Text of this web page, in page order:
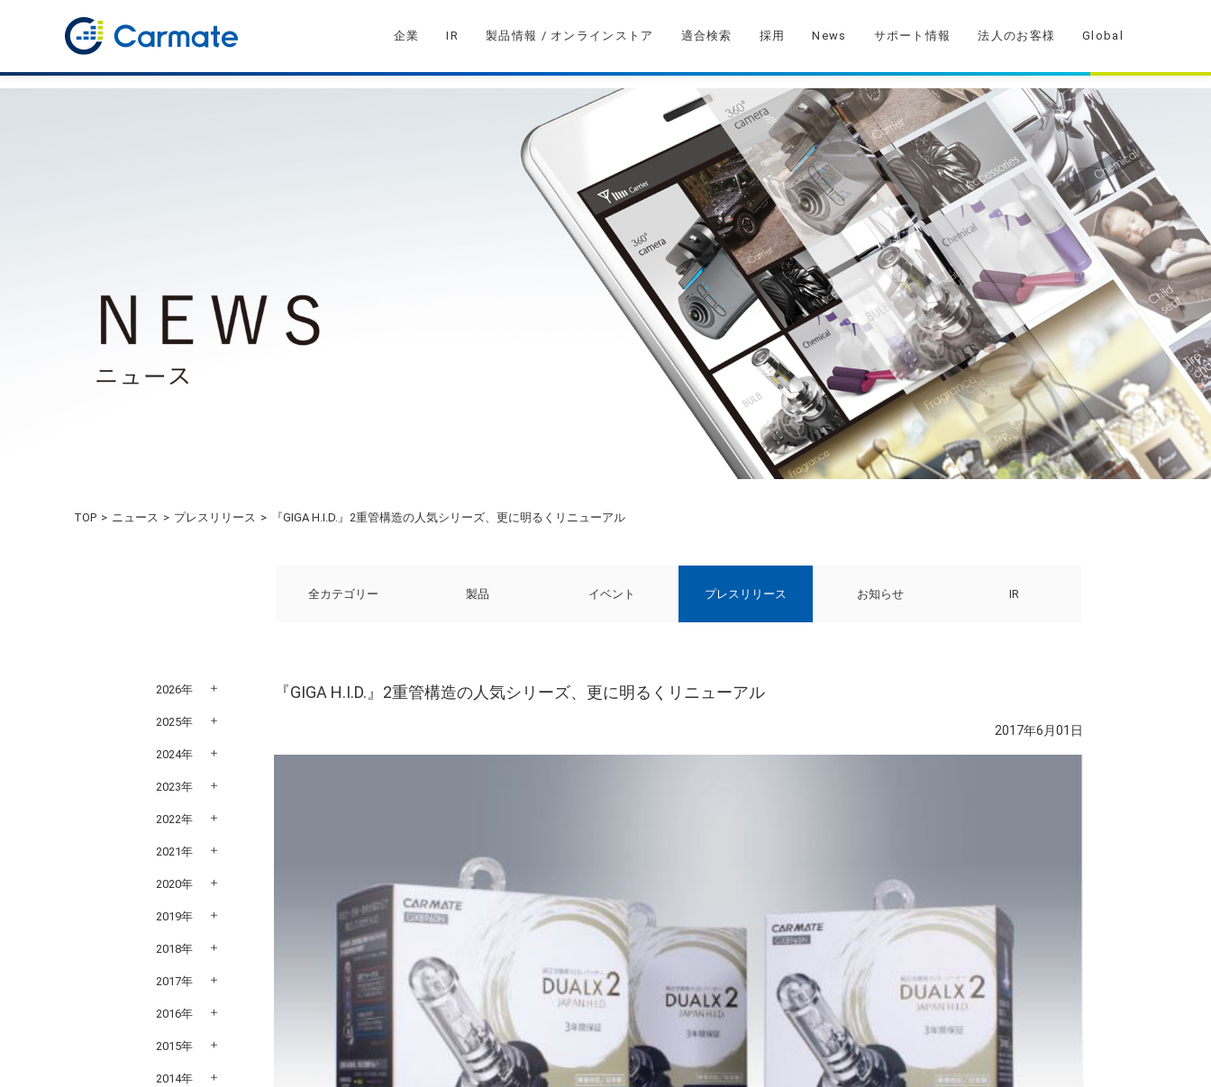
企業 IR 製品情報 / オンラインストア 適合検索 採用 News サポート情報 法人のお客様 Global
TOP ニュース プレスリリース 『GIGA H.I.D.』2重管構造の人気シリーズ、更に明るくリニューアル
全カテゴリー 製品 イベント プレスリリース お知らせ IR
『GIGA H.I.D.』2重管構造の人気シリーズ、更に明るくリニューアル
2017年6月01日
2026年
2025年
2024年
2023年
2022年
2021年
2020年
2019年
2018年
2017年
2016年
2015年
2014年